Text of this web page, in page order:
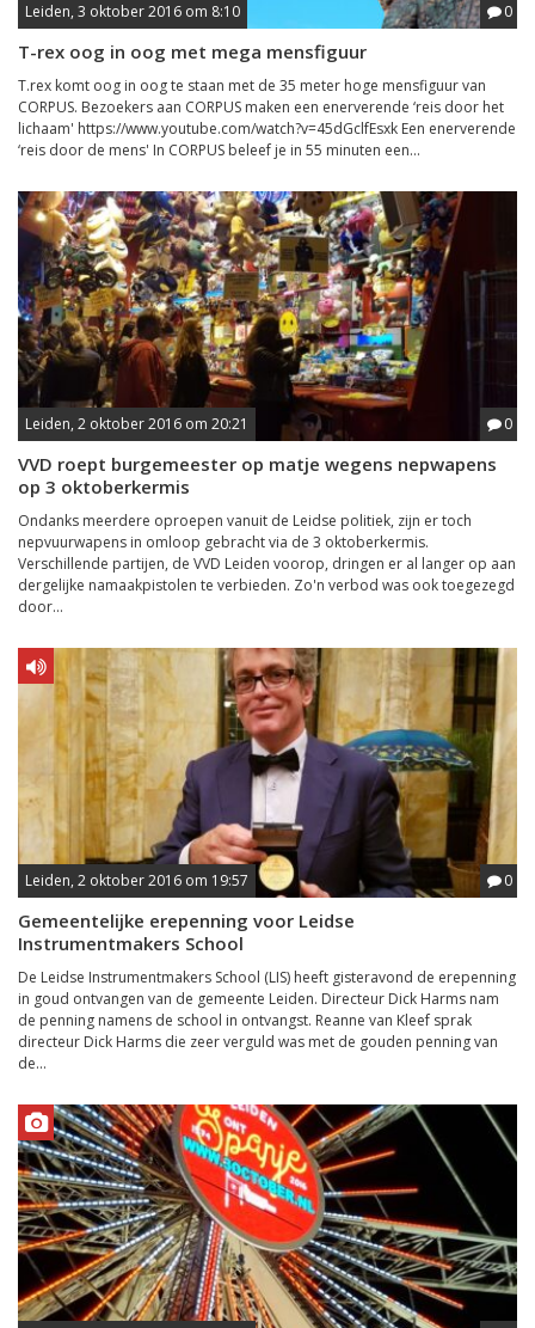
Leiden, 3 oktober 2016 om 8:10 0
T-rex oog in oog met mega mensfiguur
T.rex komt oog in oog te staan met de 35 meter hoge mensfiguur van
CORPUS. Bezoekers aan CORPUS maken een enerverende ‘reis door het
lichaam' https://www.youtube.com/watch?v=45dGclfEsxk Een enerverende
‘reis door de mens' In CORPUS beleef je in 55 minuten een...
Leiden, 2 oktober 2016 om 20:21 0
VVD roept burgemeester op matje wegens nepwapens
op 3 oktoberkermis
Ondanks meerdere oproepen vanuit de Leidse politiek, zijn er toch
nepvuurwapens in omloop gebracht via de 3 oktoberkermis.
Verschillende partijen, de VVD Leiden voorop, dringen er al langer op aan
dergelijke namaakpistolen te verbieden. Zo'n verbod was ook toegezegd
door...
Leiden, 2 oktober 2016 om 19:57 0
Gemeentelijke erepenning voor Leidse
Instrumentmakers School
De Leidse Instrumentmakers School (LIS) heeft gisteravond de erepenning
in goud ontvangen van de gemeente Leiden. Directeur Dick Harms nam
de penning namens de school in ontvangst. Reanne van Kleef sprak
directeur Dick Harms die zeer verguld was met de gouden penning van
de...